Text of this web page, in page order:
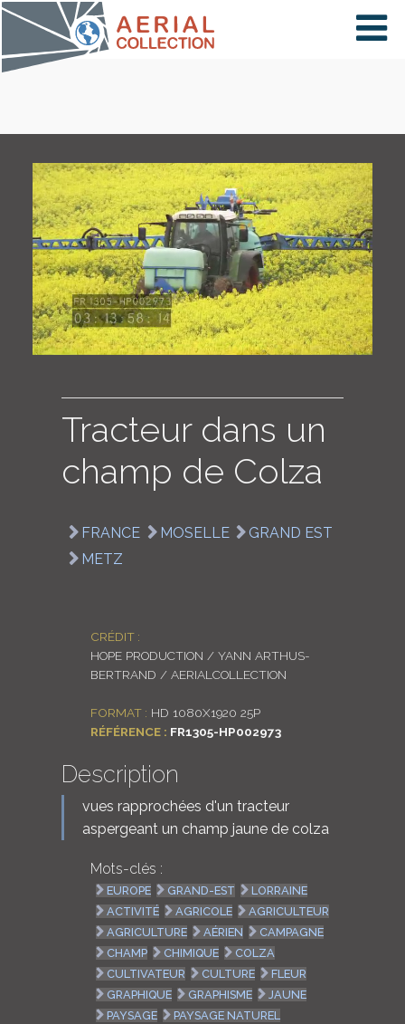
×
PAYS
CARTE
COLLECTIONS
LOGIN
ENGLISH
Tracteur dans un
champ de Colza
FRANCE MOSELLE
GRAND EST
METZ
CRÉDIT :
HOPE PRODUCTION / YANN ARTHUS-
BERTRAND / AERIALCOLLECTION
FORMAT : HD 1080X1920 25P
RÉFÉRENCE : FR1305-HP002973
Description
vues rapprochées d'un tracteur
aspergeant un champ jaune de colza
Mots-clés :
EUROPE GRAND-EST
LORRAINE
ACTIVITÉ
AGRICOLE
AGRICULTEUR
AGRICULTURE
AÉRIEN
CAMPAGNE
CHAMP
CHIMIQUE
COLZA
CULTIVATEUR
CULTURE
FLEUR
GRAPHIQUE
GRAPHISME
JAUNE
PAYSAGE
PAYSAGE NATUREL